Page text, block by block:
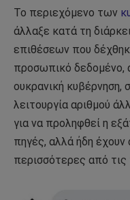
Το περιεχόμενο των
άλλαξε κατά τη
επιθέσεων που
προσωπικό δεδομένο,
ουκρανική κυβέρνηση,
λειτουργία αριθμού
για να προληφθεί η
πηγές, αλλά ήδη έχουν
περισσότερες από τις